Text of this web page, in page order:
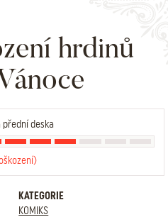
hrdinů
deska
KATEGORIE
KOMIKS